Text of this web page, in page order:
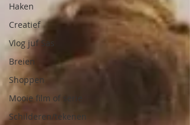
Haken
Creatief
Vlog juf Sas
Breien
Shoppen
Mooie film of serie
Schilderen/tekenen